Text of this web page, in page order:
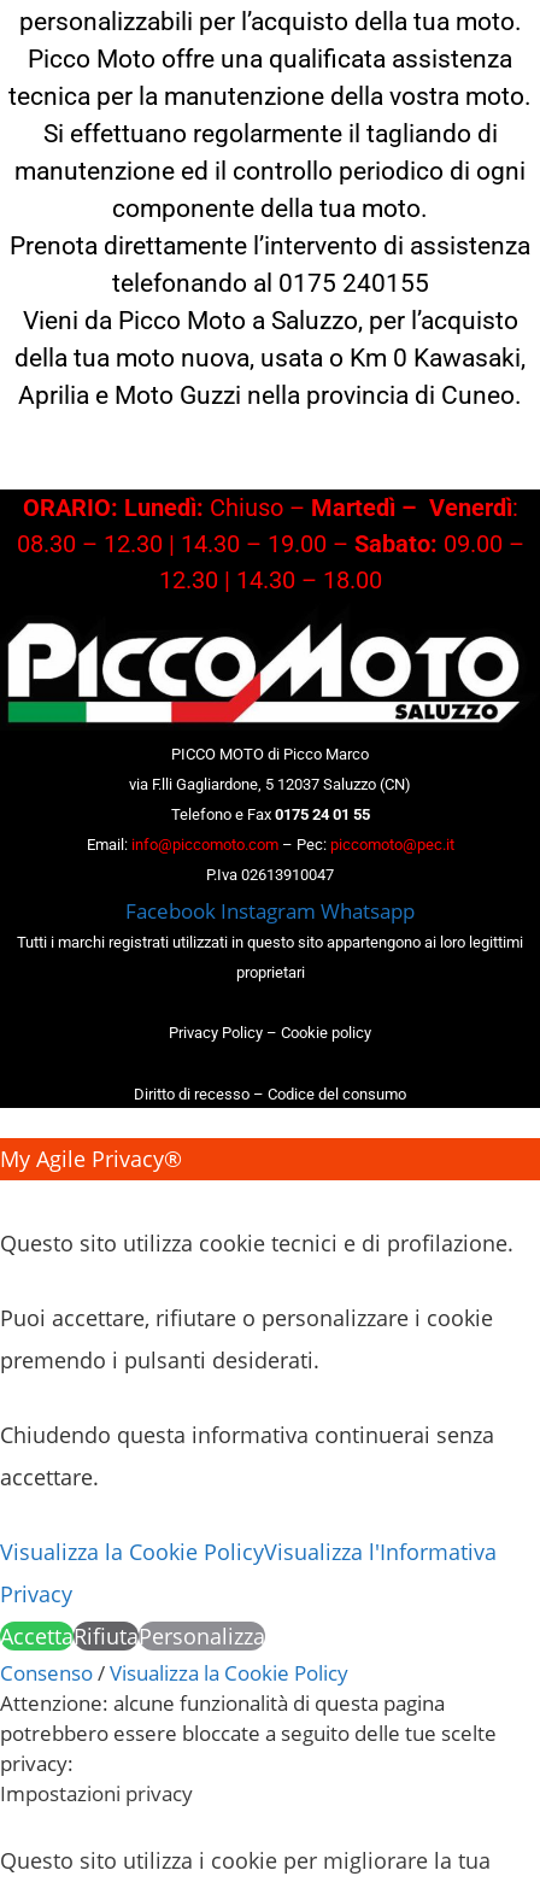
personalizzabili per l’acquisto della tua moto.
Picco Moto offre una qualificata assistenza
tecnica per la manutenzione della vostra moto.
Si effettuano regolarmente il tagliando di
manutenzione ed il controllo periodico di ogni
componente della tua moto.
Prenota direttamente l’intervento di assistenza
telefonando al 0175 240155
Vieni da Picco Moto a Saluzzo, per l’acquisto
della tua moto nuova, usata o Km 0 Kawasaki,
Aprilia e Moto Guzzi nella provincia di Cuneo.
ORARIO: Lunedì: Chiuso – Martedì – Venerdì:
08.30 – 12.30 | 14.30 – 19.00 – Sabato: 09.00 –
12.30 | 14.30 – 18.00
PICCO MOTO di Picco Marco
via F.lli Gagliardone, 5 12037 Saluzzo (CN)
Telefono e Fax 0175 24 01 55
Email: info@piccomoto.com– Pec: piccomoto@pec.it
P.Iva 02613910047
Facebook Instagram Whatsapp
Tutti i marchi registrati utilizzati in questo sito appartengono ai loro legittimi
proprietari
Privacy Policy – Cookie policy
Diritto di recesso – Codice del consumo
My Agile Privacy®
Questo sito utilizza cookie tecnici e di profilazione.
Puoi accettare, rifiutare o personalizzare i cookie
premendo i pulsanti desiderati.
Chiudendo questa informativa continuerai senza
accettare.
Visualizza la Cookie PolicyVisualizza l'Informativa
Privacy
AccettaRifiutaPersonalizza
Consenso/Visualizza la Cookie Policy
Attenzione: alcune funzionalità di questa pagina
potrebbero essere bloccate a seguito delle tue scelte
privacy:
Impostazioni privacy
Questo sito utilizza i cookie per migliorare la tua